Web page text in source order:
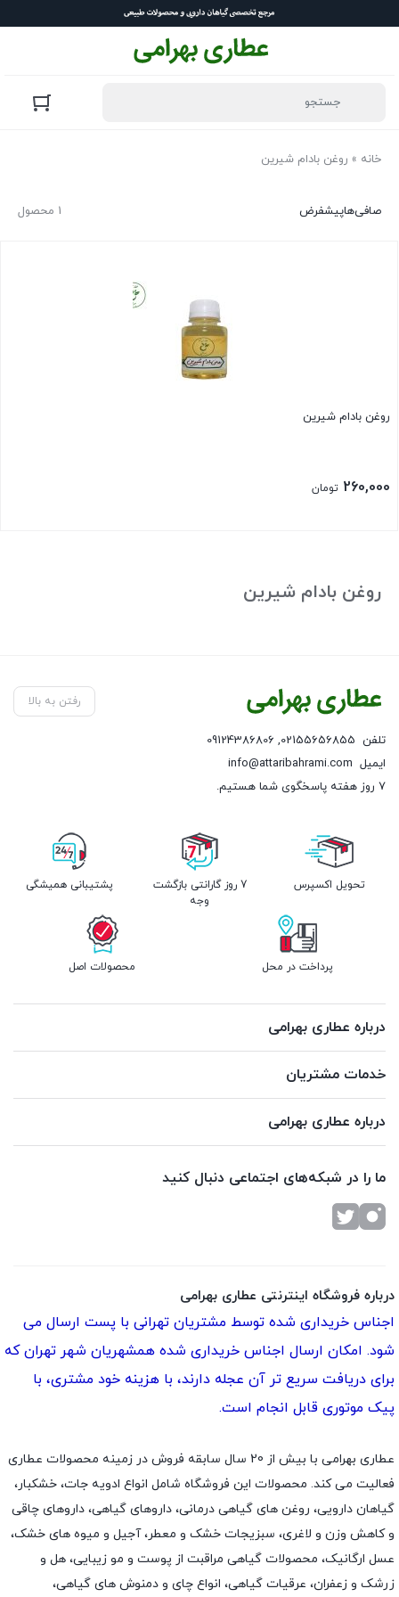
خانه » روغن بادام شیرین
1 محصول صافی‌هاپیشفرض
روغن بادام شیرین
260,000 تومان
روغن بادام شیرین
رفتن به بالا
تلفن 02155656855
,
09124386806
ایمیل info@attaribahrami.com
۷ روز هفته پاسخگوی شما هستیم.
تحویل اکسپرس
7 روز گارانتی بازگشت
وجه
پشتیبانی همیشگی
پرداخت در محل محصولات اصل
درباره عطاری بهرامی
خدمات مشتریان
درباره عطاری بهرامی
ما را در شبکه‌های اجتماعی دنبال کنید
درباره فروشگاه اینترنتی عطاری بهرامی
اجناس خریداری شده توسط مشتریان تهرانی با پست ارسال می
شود. امکان ارسال اجناس خریداری شده همشهریان شهر تهران که
برای دریافت سریع تر آن عجله دارند، با هزینه خود مشتری، با
پیک موتوری قابل انجام است.
عطاری بهرامی با بیش از 20 سال سابقه فروش در زمینه محصولات عطاری
فعالیت می کند. محصولات این فروشگاه شامل انواع ادویه جات، خشکبار،
گیاهان دارویی، روغن های گیاهی درمانی، داروهای گیاهی، داروهای چاقی
و کاهش وزن و لاغری، سبزیجات خشک و معطر، آجیل و میوه های خشک،
عسل ارگانیک، محصولات گیاهی مراقبت از پوست و مو زیبایی، هل و
زرشک و زعفران، عرقیات گیاهی، انواع چای و دمنوش های گیاهی،